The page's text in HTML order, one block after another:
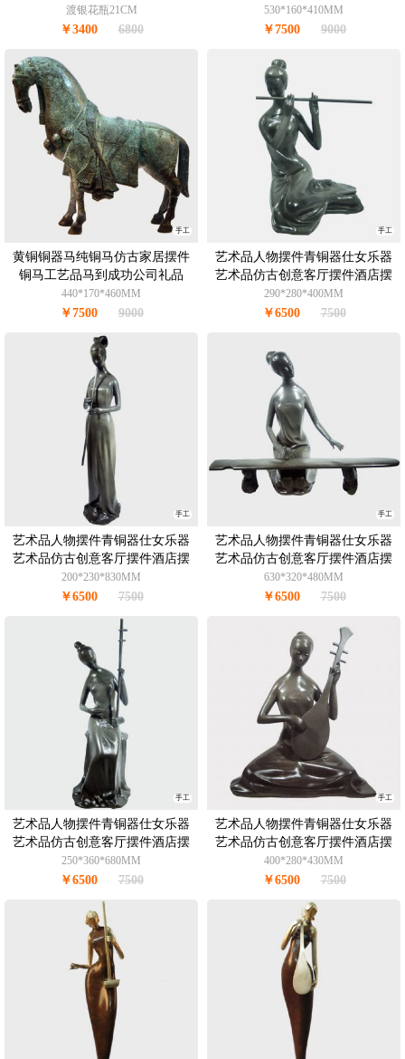
渡银花瓶21CM
￥3400 6800
530*160*410MM
￥7500 9000
手工
黄铜铜器马纯铜马仿古家居摆件
铜马工艺品马到成功公司礼品
440*170*460MM
￥7500 9000
手工
艺术品人物摆件青铜器仕女乐器
艺术品仿古创意客厅摆件酒店摆
件办公室摆件青铜7.5KG
290*280*400MM
￥6500 7500
手工
艺术品人物摆件青铜器仕女乐器
艺术品仿古创意客厅摆件酒店摆
件办公室摆件青铜8KG
200*230*830MM
￥6500 7500
手工
艺术品人物摆件青铜器仕女乐器
艺术品仿古创意客厅摆件酒店摆
件办公室摆件青铜8.5KG
630*320*480MM
￥6500 7500
手工
艺术品人物摆件青铜器仕女乐器
艺术品仿古创意客厅摆件酒店摆
件办公室摆件青铜8.5KG
250*360*680MM
￥6500 7500
手工
艺术品人物摆件青铜器仕女乐器
艺术品仿古创意客厅摆件酒店摆
件办公室摆件青铜8.5KG
400*280*430MM
￥6500 7500